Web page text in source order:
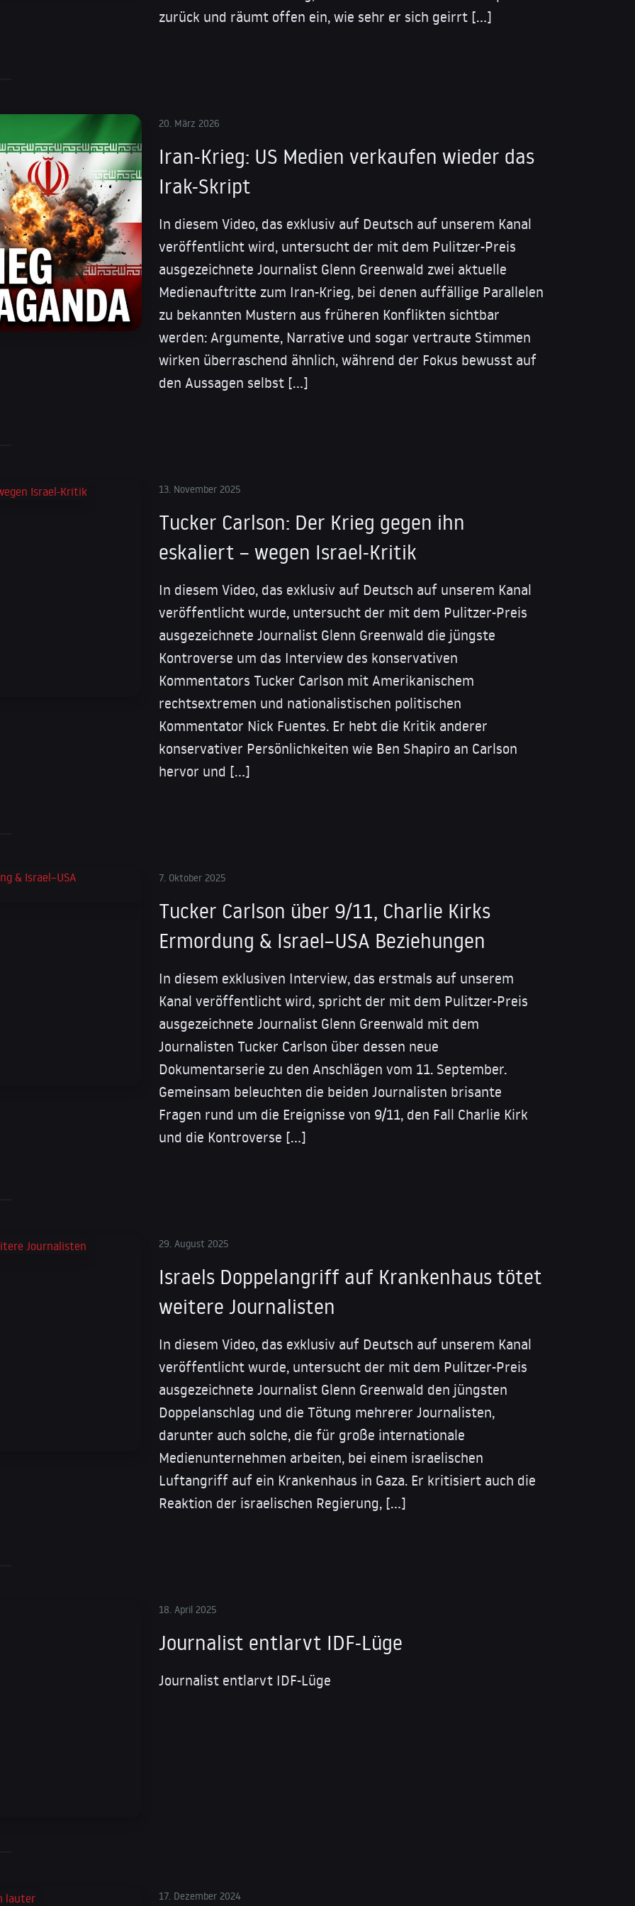
zurück und räumt offen ein, wie sehr er sich geirrt […]
20. März 2026
Iran-Krieg: US Medien verkaufen wieder das
Irak-Skript
In diesem Video, das exklusiv auf Deutsch auf unserem Kanal
veröffentlicht wird, untersucht der mit dem Pulitzer-Preis
ausgezeichnete Journalist Glenn Greenwald zwei aktuelle
Medienauftritte zum Iran-Krieg, bei denen auffällige Parallelen
zu bekannten Mustern aus früheren Konflikten sichtbar
werden: Argumente, Narrative und sogar vertraute Stimmen
wirken überraschend ähnlich, während der Fokus bewusst auf
den Aussagen selbst […]
13. November 2025
Tucker Carlson: Der Krieg gegen ihn
eskaliert – wegen Israel-Kritik
In diesem Video, das exklusiv auf Deutsch auf unserem Kanal
veröffentlicht wurde, untersucht der mit dem Pulitzer-Preis
ausgezeichnete Journalist Glenn Greenwald die jüngste
Kontroverse um das Interview des konservativen
Kommentators Tucker Carlson mit Amerikanischem
rechtsextremen und nationalistischen politischen
Kommentator Nick Fuentes. Er hebt die Kritik anderer
konservativer Persönlichkeiten wie Ben Shapiro an Carlson
hervor und […]
7. Oktober 2025
Tucker Carlson über 9/11, Charlie Kirks
Ermordung & Israel–USA Beziehungen
In diesem exklusiven Interview, das erstmals auf unserem
Kanal veröffentlicht wird, spricht der mit dem Pulitzer-Preis
ausgezeichnete Journalist Glenn Greenwald mit dem
Journalisten Tucker Carlson über dessen neue
Dokumentarserie zu den Anschlägen vom 11. September.
Gemeinsam beleuchten die beiden Journalisten brisante
Fragen rund um die Ereignisse von 9/11, den Fall Charlie Kirk
und die Kontroverse […]
29. August 2025
Israels Doppelangriff auf Krankenhaus tötet
weitere Journalisten
In diesem Video, das exklusiv auf Deutsch auf unserem Kanal
veröffentlicht wurde, untersucht der mit dem Pulitzer-Preis
ausgezeichnete Journalist Glenn Greenwald den jüngsten
Doppelanschlag und die Tötung mehrerer Journalisten,
darunter auch solche, die für große internationale
Medienunternehmen arbeiten, bei einem israelischen
Luftangriff auf ein Krankenhaus in Gaza. Er kritisiert auch die
Reaktion der israelischen Regierung, […]
18. April 2025
Journalist entlarvt IDF-Lüge
Journalist entlarvt IDF-Lüge
17. Dezember 2024